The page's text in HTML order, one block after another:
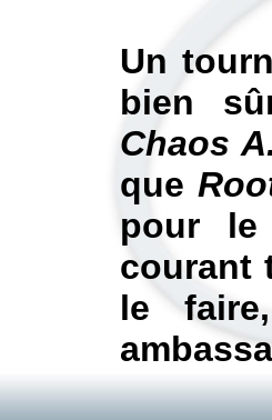
Un
bien
Chaos
que
pour le
courant
le